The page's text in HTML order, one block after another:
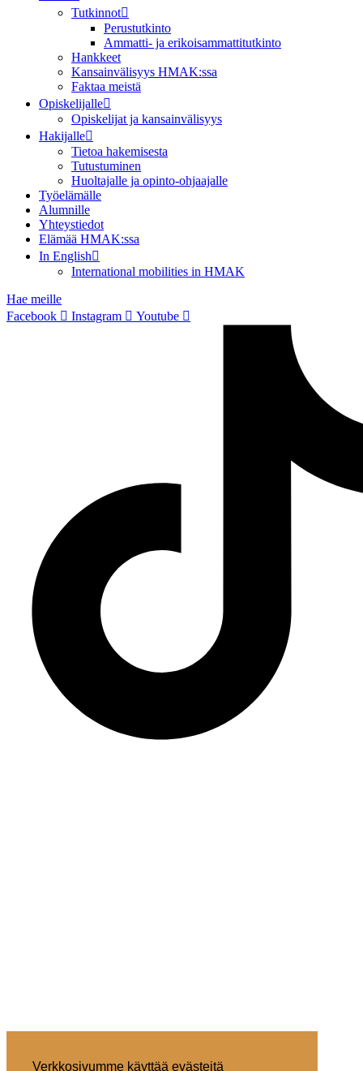
Verkkosivumme käyttää evästeitä
Tutkinnot
Perustutkinto
Ammatti- ja erikoisammattitutkinto
Hankkeet
Kansainvälisyys HMAK:ssa
Faktaa meistä
Opiskelijalle
Opiskelijat ja kansainvälisyys
Hakijalle
Tietoa hakemisesta
Tutustuminen
Huoltajalle ja opinto-ohjaajalle
Työelämälle
Alumnille
Yhteystiedot
Elämää HMAK:ssa
In English
International mobilities in HMAK
Hae meille
Facebook
Instagram Youtube